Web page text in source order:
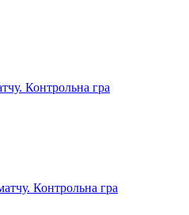
Контрольна гра
Контрольна гра